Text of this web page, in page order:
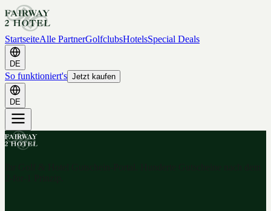
StartseiteAlle PartnerGolfclubsHotelsSpecial Deals
DE
So funktioniert's Jetzt kaufen
DE